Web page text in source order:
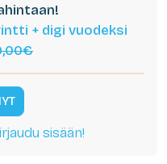
+ digi vuodeksi
sisään!